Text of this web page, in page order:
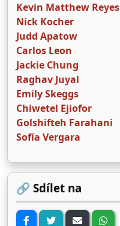
Kevin Matthew Reyes
Nick Kocher
Judd Apatow
Carlos Leon
Jackie Chung
Raghav Juyal
Emily Skeggs
Chiwetel Ejiofor
Golshifteh Farahani
Sofía Vergara
🔗 Sdílet na